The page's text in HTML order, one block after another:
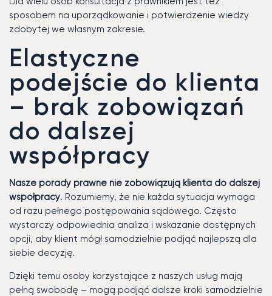
sposobem na uporządkowanie i potwierdzenie wiedzy
zdobytej we własnym zakresie.
Elastyczne
podejście do klienta
– brak zobowiązań
do dalszej
współpracy
Nasze porady prawne nie zobowiązują klienta do dalszej
współpracy. Rozumiemy, że nie każda sytuacja wymaga
od razu pełnego postępowania sądowego. Często
wystarczy odpowiednia analiza i wskazanie dostępnych
opcji, aby klient mógł samodzielnie podjąć najlepszą dla
siebie decyzję.
Dzięki temu osoby korzystające z naszych usług mają
pełną swobodę – mogą podjąć dalsze kroki samodzielnie